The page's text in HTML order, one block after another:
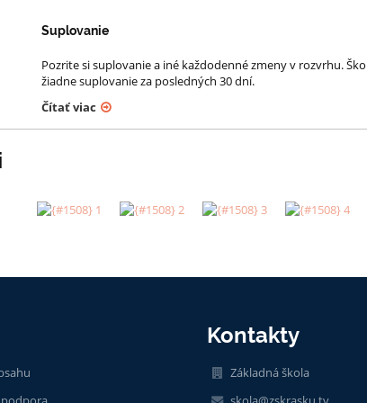
Suplovanie
Pozrite si suplovanie a iné každodenné zmeny v rozvrhu.
žiadne suplovanie za posledných 30 dní.
Čítať viac
Kontakty
Základná škola